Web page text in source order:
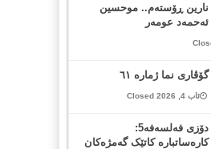
نارین ڕۆستەم.. موحسین
ئەحمەد عومەر
گۆڤاری نما ژمارە ٦١
ئاب 4, 2026 Closed
دۆزی فەلسەفە5:
کارەساتبارە کاتێک گەمژەکان